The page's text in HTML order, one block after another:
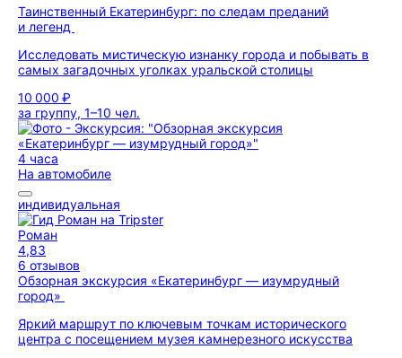
Таинственный Екатеринбург: по следам преданий
и легенд
Исследовать мистическую изнанку города и побывать в
самых загадочных уголках уральской столицы
10 000 ₽
за группу, 1–10 чел.
4 часа
На автомобиле
индивидуальная
Роман
4,83
6 отзывов
Обзорная экскурсия «Екатеринбург — изумрудный
город»
Яркий маршрут по ключевым точкам исторического
центра с посещением музея камнерезного искусства